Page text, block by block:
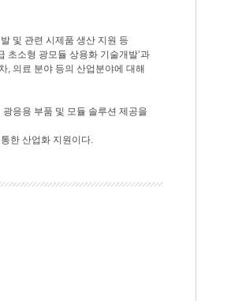
및 관련 시제품 생산 지원 등
초소형 광모듈 상용화 기술개발’과
, 의료 분야 등의 산업분야에 대해
응용 부품 및 모듈 솔루션 제공을
한 산업화 지원이다.